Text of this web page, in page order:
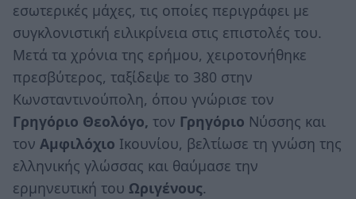
εσωτερικές μάχες, τις οποίες περιγράφει με
συγκλονιστική ειλικρίνεια στις επιστολές του.
Μετά τα χρόνια της ερήμου, χειροτονήθηκε
πρεσβύτερος, ταξίδεψε το 380 στην
Κωνσταντινούπολη, όπου γνώρισε τον
Γρηγόριο Θεολόγο, τον Γρηγόριο Νύσσης και
τον Αμφιλόχιο Ικουνίου, βελτίωσε τη γνώση της
ελληνικής γλώσσας και θαύμασε την
ερμηνευτική του Ωριγένους.